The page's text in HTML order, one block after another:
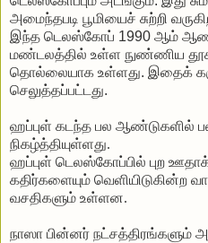
அமைந்தபடி பூமியைச் சுற்றி
இந்த டெலஸ்கோப் 1990 ஆம்
மண்டலத்தில் உள்ள நுண்ணிய
தொல்லையாக உள்ளது. இதைக்
செலுத்தப்பட்டது.
ஹப்புள் கடந்த பல ஆண்டுகளில்
நிகழ்த்தியுள்ளது.
ஹப்புள் டெலஸ்கோப்பில் புற
கதிர்களையும் வெளியிடுகின்ற
வசதிகளும் உள்ளன.
நாஸா பின்னர் நட்சத்திரங்களும்